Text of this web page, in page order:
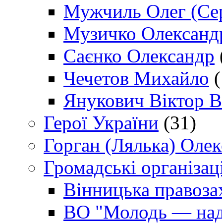
Мужчиль Олег
Музичко
Саєнко Олександр
Чечетов Михайло
Янукович Віктор
Герої України (31)
Горган (Лялька)
Громадські
Вінницька
ВО "Молодь —